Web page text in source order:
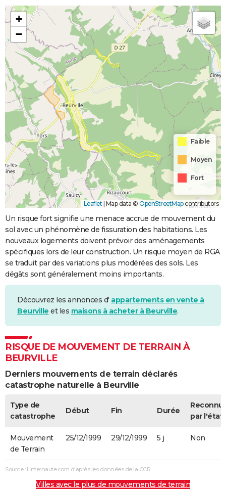
+
−
Faible
Moyen
Fort
Leaflet | Map data © OpenStreetMapcontributors
Un risque fort signifie une menace accrue de mouvement du
sol avec un phénomène de fissuration des habitations. Les
nouveaux logements doivent prévoir des aménagements
spécifiques lors de leur construction. Un risque moyen de RGA
se traduit par des variations plus modérées des sols. Les
dégâts sont généralement moins importants.
Découvrez les annonces d' appartements en vente à
Beurville et les maisons à acheter à Beurville.
RISQUE DE MOUVEMENT DE TERRAIN À
BEURVILLE
Derniers mouvements de terrain déclarés
catastrophe naturelle à Beurville
Type de
catastrophe
Début Fin Durée
par l'état
Mouvement
de Terrain
25/12/1999 29/12/1999 5 j Non
Source : Linternaute.com d'après les données de la CCR
Villes avec le plus de mouvements de terrain